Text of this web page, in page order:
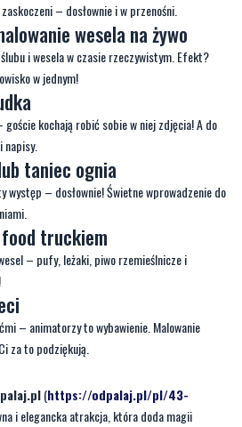
– dosłownie i w przenośni.
wesela na żywo
i wesela w czasie rzeczywistym. Efekt?
w jednym!
kochają robić sobie w niej zdjęcia! A do
napisy.
taniec ognia
występ – dosłownie! Świetne wprowadzenie do
truckiem
– pufy, leżaki, piwo rzemieślnicze i
– animatorzy to wybawienie. Malowanie
za to podziękują.
(https://odpalaj.pl/pl/43-
i elegancka atrakcja, która doda magii